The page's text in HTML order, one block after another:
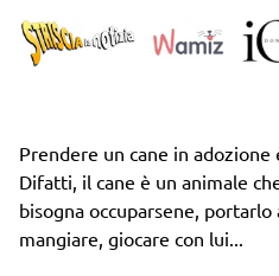
Prendere un cane in adozione
Difatti, il cane è un animale
bisogna occuparsene, portarlo
mangiare, giocare con lui...